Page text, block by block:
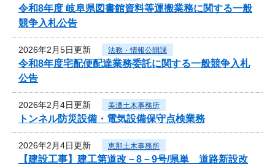
令和8年度 岐阜県図書館資料等運搬業務に関する一般
競争入札公告
2026年2月5日更新 法務・情報公開課
令和8年度宅配便配達業務委託に関する一般競争入札
公告
2026年2月4日更新 美濃土木事務所
トンネル防災設備・電気設備保守点検業務
2026年2月4日更新 恵那土木事務所
【建設工事】建工第道改－8－9号/県単 道路新設改